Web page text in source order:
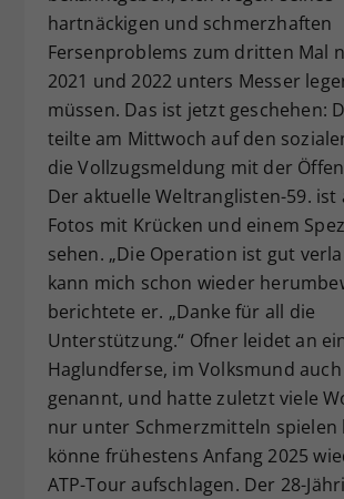
hartnäckigen und schmerzhaften
Fersenproblems zum dritten Mal
2021 und 2022 unters Messer
müssen. Das ist jetzt geschehen:
teilte am Mittwoch auf den
die Vollzugsmeldung mit der
Der aktuelle Weltranglisten-59. ist
Fotos mit Krücken und einem
sehen. „Die Operation ist gut
kann mich schon wieder
berichtete er. „Danke für all die
Unterstützung.“ Ofner leidet an
Haglundferse, im Volksmund
genannt, und hatte zuletzt viele
nur unter Schmerzmitteln spielen
könne frühestens Anfang 2025
ATP-Tour aufschlagen. Der 28-
Zweck
Dieser Wert speichert
Einstellungen. Unter
zufällig generierte ID,
historische
vorgenommen
Webseiten-Betreiber
hat.